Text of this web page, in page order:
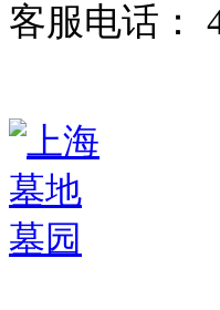
客服电话：